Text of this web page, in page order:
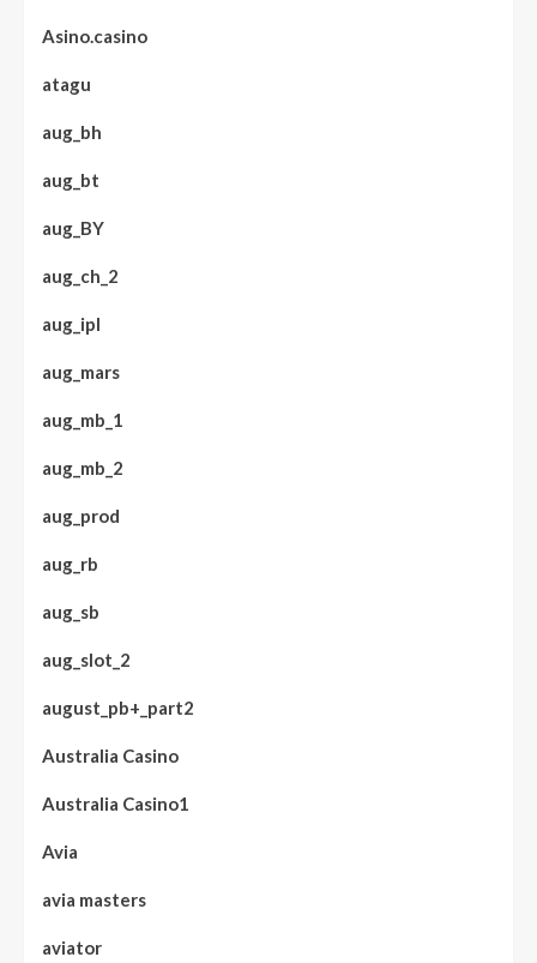
Asino.casino
atagu
aug_bh
aug_bt
aug_BY
aug_ch_2
aug_ipl
aug_mars
aug_mb_1
aug_mb_2
aug_prod
aug_rb
aug_sb
aug_slot_2
august_pb+_part2
Australia Casino
Australia Casino1
Avia
avia masters
aviator